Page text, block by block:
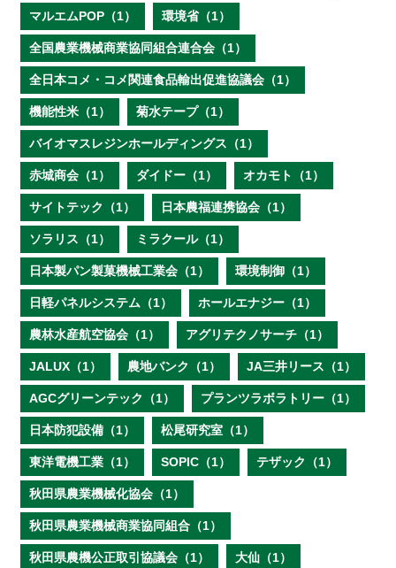
マルエムPOP（1） 環境省（1）
全国農業機械商業協同組合連合会（1）
全日本コメ・コメ関連食品輸出促進協議会（1）
機能性米（1） 菊水テープ（1）
バイオマスレジンホールディングス（1）
赤城商会（1） ダイドー（1） オカモト（1）
サイトテック（1） 日本農福連携協会（1）
ソラリス（1） ミラクール（1）
日本製パン製菓機械工業会（1） 環境制御（1）
日軽パネルシステム（1） ホールエナジー（1）
農林水産航空協会（1） アグリテクノサーチ（1）
JALUX（1） 農地バンク（1） JA三井リース（1）
AGCグリーンテック（1） プランツラボラトリー（1）
日本防犯設備（1） 松尾研究室（1）
東洋電機工業（1） SOPIC（1） テザック（1）
秋田県農業機械化協会（1）
秋田県農業機械商業協同組合（1）
秋田県農機公正取引協議会（1） 大仙（1）